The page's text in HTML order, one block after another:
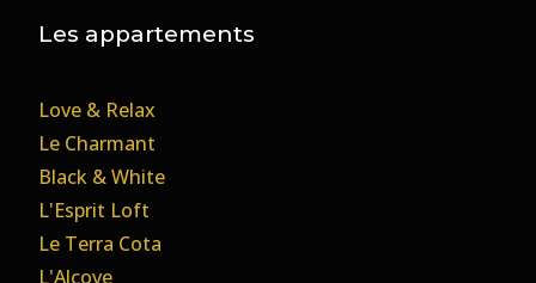
Les appartements
Love & Relax
Le Charmant
Black & White
L'Esprit Loft
Le Terra Cota
L'Alcove